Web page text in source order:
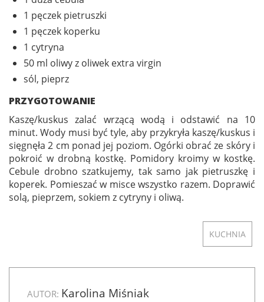
1 pęczek pietruszki
1 pęczek koperku
1 cytryna
50 ml oliwy z oliwek extra virgin
sól, pieprz
PRZYGOTOWANIE
Kaszę/kuskus zalać wrzącą wodą i odstawić na 10
minut. Wody musi być tyle, aby przykryła kaszę/kuskus i
sięgnęła 2 cm ponad jej poziom. Ogórki obrać ze skóry i
pokroić w drobną kostkę. Pomidory kroimy w kostkę.
Cebule drobno szatkujemy, tak samo jak pietruszkę i
koperek. Pomieszać w misce wszystko razem. Doprawić
solą, pieprzem, sokiem z cytryny i oliwą.
KUCHNIA
AUTOR: Karolina Miśniak